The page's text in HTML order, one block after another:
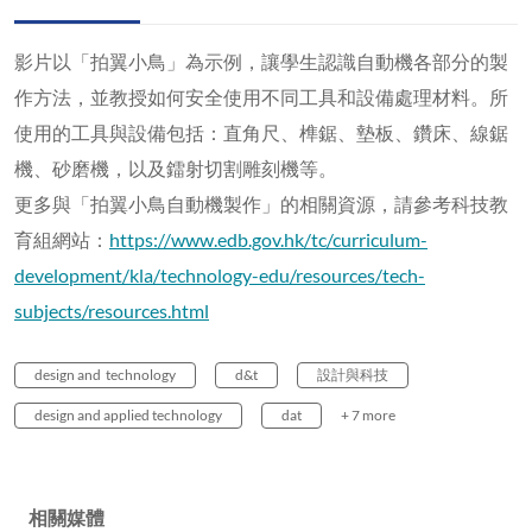
影片以「拍翼小鳥」為示例，讓學生認識自動機各部分的製
作方法，並教授如何安全使用不同工具和設備處理材料。所
使用的工具與設備包括：直角尺、榫鋸、墊板、鑽床、線鋸
機、砂磨機，以及鐳射切割雕刻機等。
更多與「拍翼小鳥自動機製作」的相關資源，請參考科技教
育組網站： https://www.edb.gov.hk/tc/curriculum-
development/kla/technology-edu/resources/tech-
subjects/resources.html
design and technology d&t 設計與科技
design and applied technology dat + 7 more
相關媒體